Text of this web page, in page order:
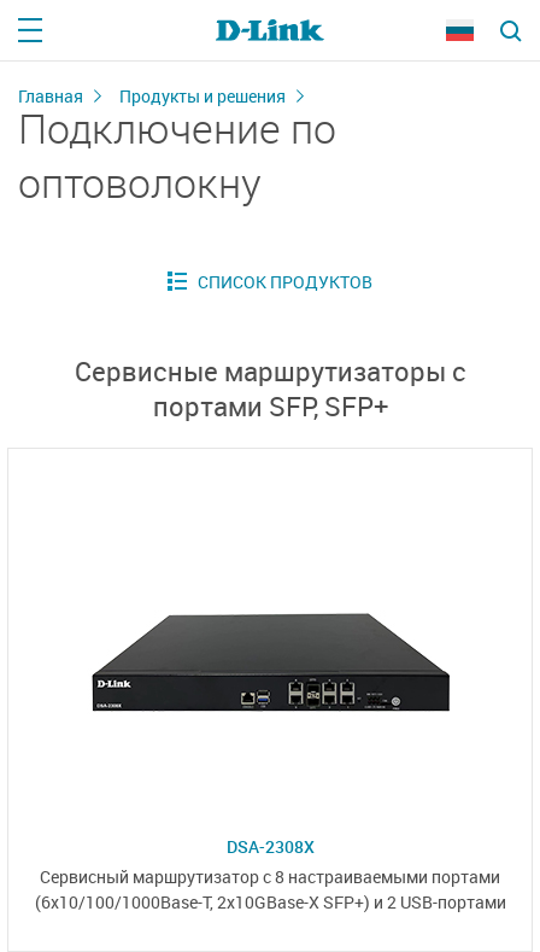
Главная Продукты и решения
Подключение по
оптоволокну
Сервисные маршрутизаторы с
портами SFP, SFP+
DSA-2308X
Сервисный маршрутизаторс 8 настраиваемыми портами
(6x10/100/1000Base-T,2x10GBase-X SFP+) и 2 USB-портами